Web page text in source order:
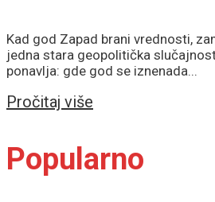
Kad god Zapad brani vrednosti,
jedna stara geopolitička
ponavlja: gde god se iznenada...
Pročitaj više
Popularno